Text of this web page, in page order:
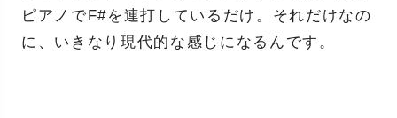
ピアノでF#を連打しているだけ。それだけなの
に、いきなり現代的な感じになるんです。